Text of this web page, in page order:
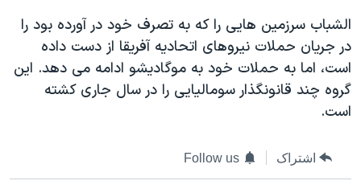
آرشیو پخش زنده
مجموعه مستندهای دادخواهی
تریبونال مردمی آبان ۹۸
دادگاه حمید نوری
چهل سال گروگان‌گیری
اعتراضات مردمی آبان ۹۸
الشباب سرزمین هایی را که به تصرف خود در آورده بود را
در جریان حملات نیروهای اتحادیه آفریقا از دست داده
است، اما به حملات خود به موگادیشو ادامه می دهد. این
گروه چند قانونگذار سومالیایی را در سال جاری کشته
است.
اشتراک Follow us